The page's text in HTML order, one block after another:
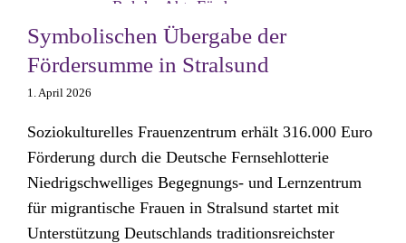
Symbolischen Übergabe der
Fördersumme in Stralsund
1. April 2026
Soziokulturelles Frauenzentrum erhält 316.000 Euro
Förderung durch die Deutsche Fernsehlotterie
Niedrigschwelliges Begegnungs- und Lernzentrum
für migrantische Frauen in Stralsund startet mit
Unterstützung Deutschlands traditionsreichster